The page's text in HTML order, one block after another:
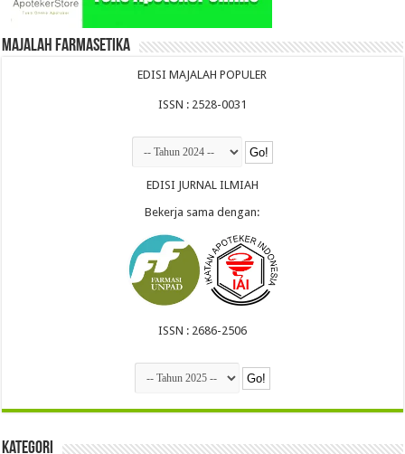
Majalah Farmasetika
EDISI MAJALAH POPULER
ISSN : 2528-0031
EDISI JURNAL ILMIAH
Bekerja sama dengan:
ISSN : 2686-2506
Kategori